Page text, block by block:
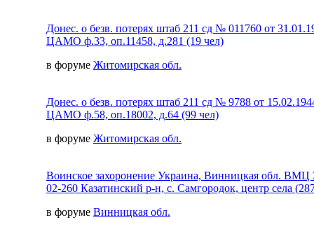
Донес. о безв. потерях штаб 211 сд № 011760 от
ЦАМО ф.33, оп.11458, д.281 (19 чел)
в форуме Житомирская обл.
Донес. о безв. потерях штаб 211 сд № 9788 от
ЦАМО ф.58, оп.18002, д.64 (99 чел)
в форуме Житомирская обл.
Воинское захоронение Украина, Винницкая обл. ВМЦ
02-260 Казатинский р-н, с. Самгородок, центр села
в форуме Винницкая обл.